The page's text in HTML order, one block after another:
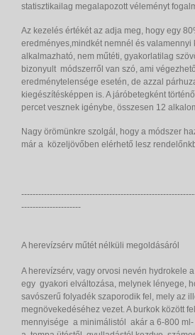
statisztikailag megalapozott véleményt
Az kezelés értékét az adja meg, hogy egy
eredményes,mindkét nemnél és valamennyi
alkalmazható, nem műtéti, gyakorlatilag
bizonyult módszerről van szó, ami
eredménytelensége esetén, de azzal
kiegészítésképpen is. A járóbetegként
percet vesznek igénybe, összesen 12
Nagy örömünkre szolgál, hogy a módszer
már a közeljövőben elérhető lesz
---------------------
A herevízsérv műtét nélküli megoldásáról
A herevízsérv, vagy orvosi nevén hydrokele
egy gyakori elváltozása, melynek lényege,
savószerű folyadék szaporodik fel, mely az
megnövekedéséhez vezet. A burkok között
mennyisége a minimálistól akár a 6-800 ml-